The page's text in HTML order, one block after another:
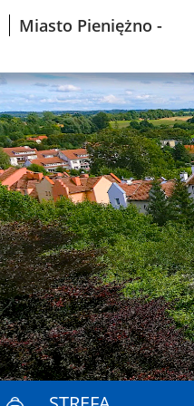
Miasto Pieniężno -